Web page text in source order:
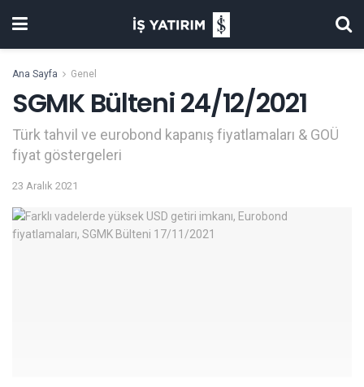
Ana Sayfa Genel
SGMK Bülteni 24/12/2021
Türk tahvil ve eurobond kapanış fiyatlamaları & GOÜ
fiyat göstergeleri
23 Aralık 2021